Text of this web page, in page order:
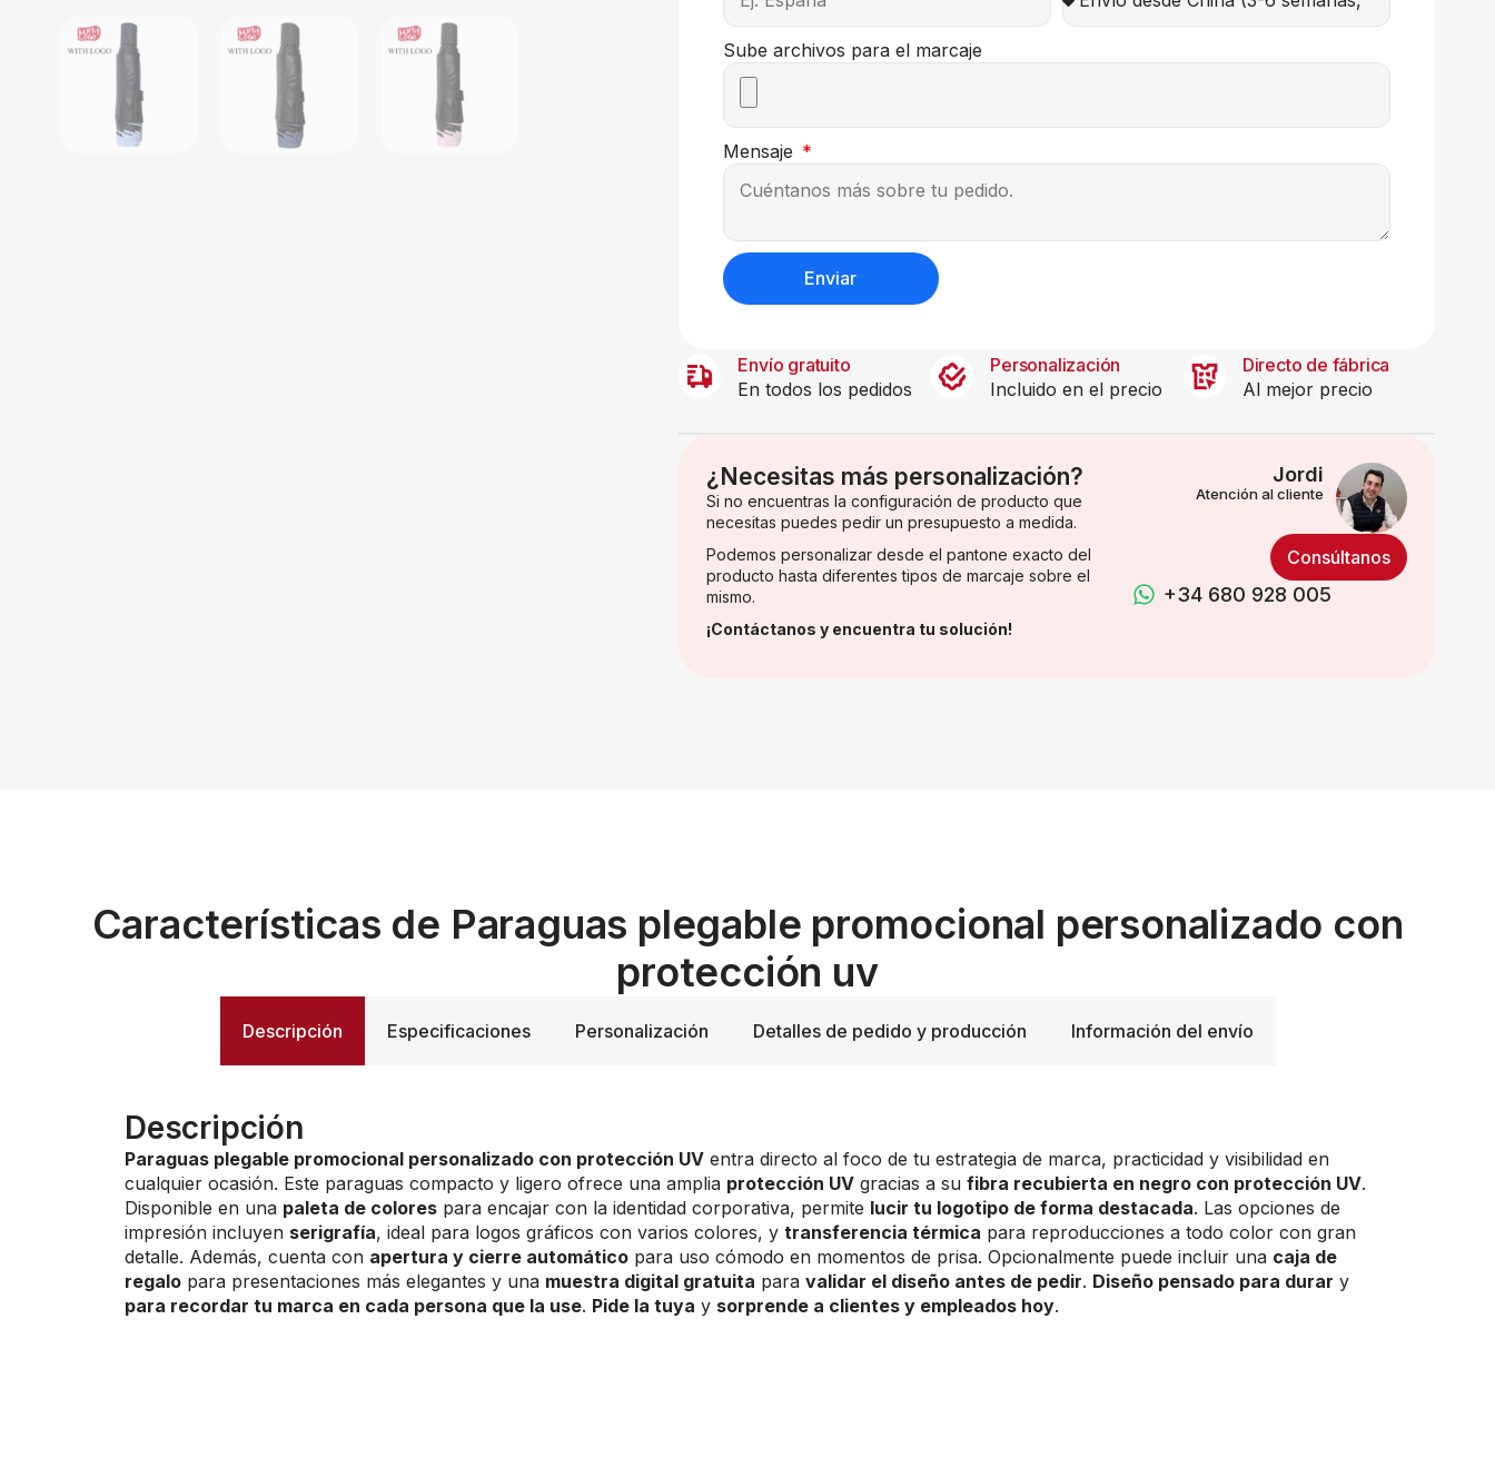
Sube archivos para el marcaje
Mensaje
Enviar
Envío gratuito
En todos los pedidos
Personalización
Incluido en el precio
Directo de fábrica
Al mejor precio
¿Necesitas más personalización?
Si no encuentras la configuración de producto que
necesitas puedes pedir un presupuesto a medida.
Podemos personalizar desde el pantone exacto del
producto hasta diferentes tipos de marcaje sobre el
mismo.
¡Contáctanos y encuentra tu solución!
Jordi
Atención al cliente
Consúltanos
+34 680 928 005
Características de Paraguas plegable promocional personalizado con
protección uv
Descripción Especificaciones Personalización Detalles de pedido y producción Información del envío
Descripción
Paraguas plegable promocional personalizado con protección UV entra directo al foco de tu estrategia de marca, practicidad y visibilidad en
cualquier ocasión. Este paraguas compacto y ligero ofrece una amplia protección UV gracias a su fibra recubierta en negro con protección UV.
Disponible en una paleta de colores para encajar con la identidad corporativa, permite lucir tu logotipo de forma destacada. Las opciones de
impresión incluyen serigrafía, ideal para logos gráficos con varios colores, y transferencia térmica para reproducciones a todo color con gran
detalle. Además, cuenta con apertura y cierre automático para uso cómodo en momentos de prisa. Opcionalmente puede incluir una caja de
regalo para presentaciones más elegantes y una muestra digital gratuita para validar el diseño antes de pedir. Diseño pensado para durar y
para recordar tu marca en cada persona que la use. Pide la tuya y sorprende a clientes y empleados hoy.